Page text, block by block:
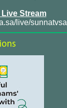
Live Stream
live/sunnatvsa